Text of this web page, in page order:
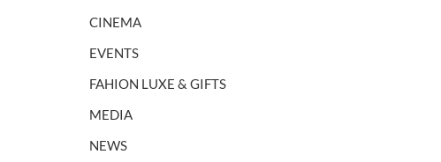
CINEMA
EVENTS
FAHION LUXE & GIFTS
MEDIA
NEWS